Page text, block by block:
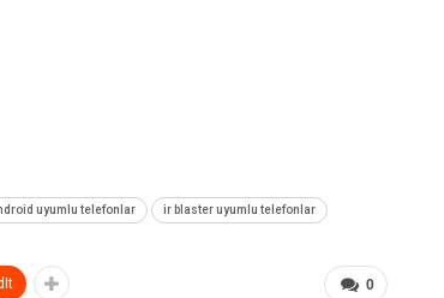
uyumlu telefonlar ir blaster uyumlu telefonlar
0